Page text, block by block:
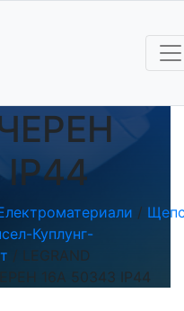
/
Куплунг-
/ LEGRAND
16A 50343 IP44